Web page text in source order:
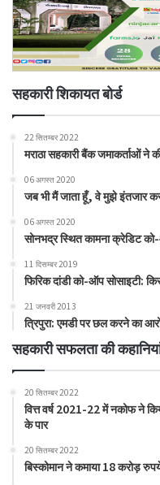
सहकारी शिकायत बोर्ड
22 सितम्बर 2022
मराठा सहकारी बैंक जमाकर्ताओं ने
06 अगस्त 2020
जब भी मैं जाता हूँ, वे मुझे इंतजार
06 अगस्त 2020
सोनभद्र स्थित कामना क्रेडिट
11 दिसम्बर 2019
फिरिक दांडी को-ऑप सोसाइटी:
21 जनवरी 2013
त्रिपुरा: एमडी पर छल करने का
सहकारी सफलता की
20 सितम्बर 2022
वित्त वर्ष 2021-22 में नकोफ ने
के पार
20 सितम्बर 2022
बिस्कोमान ने कमाया 18 करोड़